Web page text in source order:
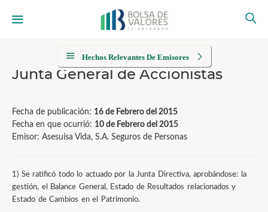
Hechos Relevantes De Emisores
Junta General de Accionistas
Fecha de publicación: 16 de Febrero del 2015
Fecha en que ocurrió: 10 de Febrero del 2015
Emisor: Asesuisa Vida, S.A. Seguros de Personas
1) Se ratificó todo lo actuado por la Junta Directiva, aprobándose: la
gestión, el Balance General, Estado de Resultados relacionados y
Estado de Cambios en el Patrimonio.